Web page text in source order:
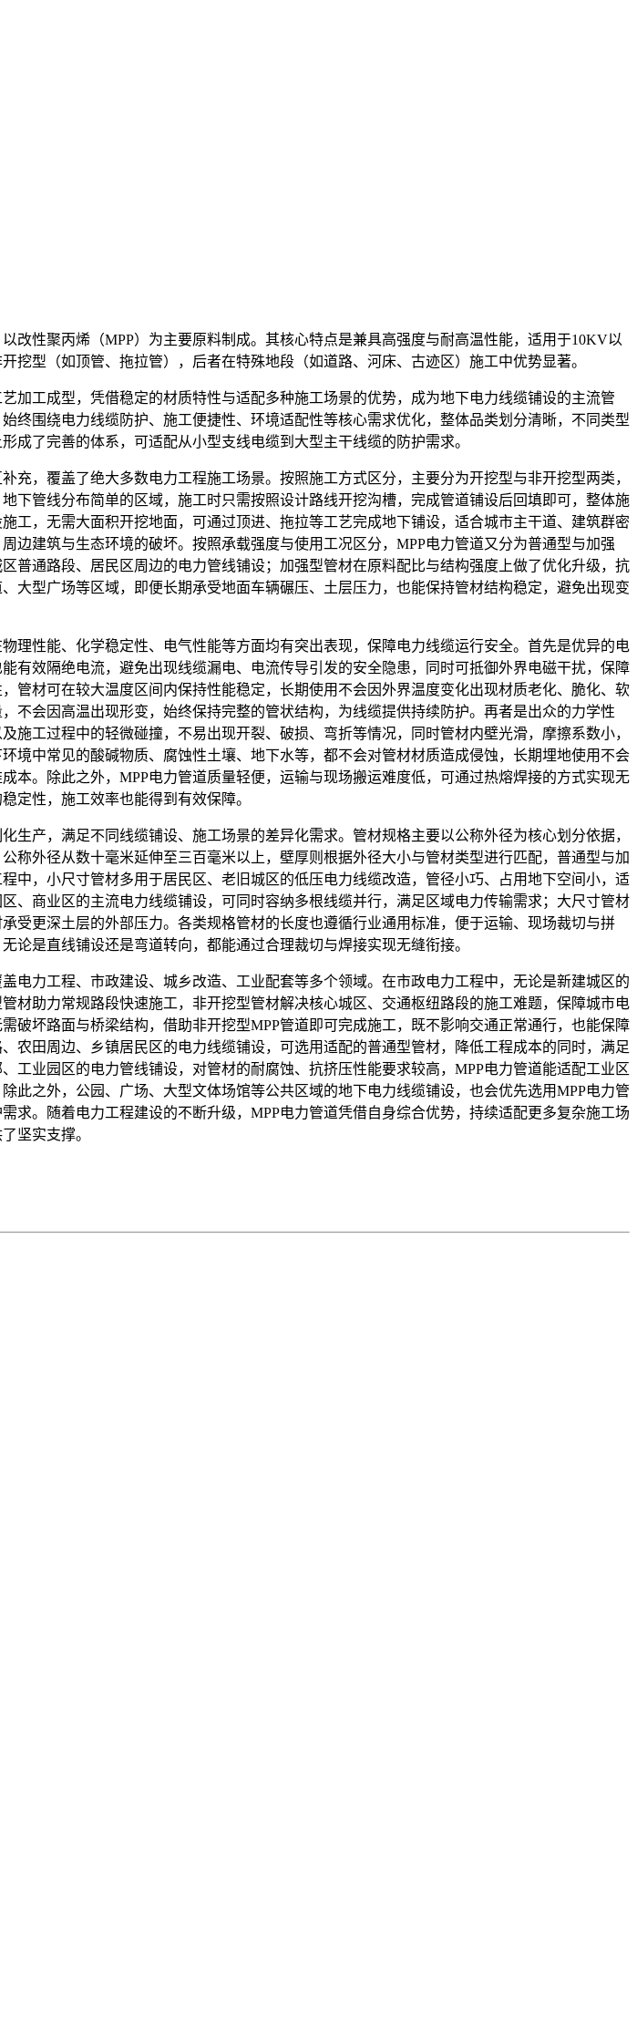
改性聚丙烯（MPP）为主要原料制成。其核心特点是兼具高强度与耐高温性能，适用于10KV以
型‌（如顶管、拖拉管），后者在特殊地段（如道路、河床、古迹区）施工中优势显著。
加工成型，凭借稳定的材质特性与适配多种施工场景的优势，成为地下电力线缆铺设的主流管
围绕电力线缆防护、施工便捷性、环境适配性等核心需求优化，整体品类划分清晰，不同类型
了完善的体系，可适配从小型支线电缆到大型主干线缆的防护需求。
，覆盖了绝大多数电力工程施工场景。按照施工方式区分，主要分为开挖型与非开挖型两类，
下管线分布简单的区域，施工时只需按照设计路线开挖沟槽，完成管道铺设后回填即可，整体施
工，无需大面积开挖地面，可通过顶进、拖拉等工艺完成地下铺设，适合城市主干道、建筑群密
建筑与生态环境的破坏。按照承载强度与使用工况区分，MPP电力管道又分为普通型与加强
普通路段、居民区周边的电力管线铺设；加强型管材在原料配比与结构强度上做了优化升级，抗
型广场等区域，即便长期承受地面车辆碾压、土层压力，也能保持管材结构稳定，避免出现变
理性能、化学稳定性、电气性能等方面均有突出表现，保障电力线缆运行安全。首先是优异的电
有效隔绝电流，避免出现线缆漏电、电流传导引发的安全隐患，同时可抵御外界电磁干扰，保障
管材可在较大温度区间内保持性能稳定，长期使用不会因外界温度变化出现材质老化、脆化、软
会因高温出现形变，始终保持完整的管状结构，为线缆提供持续防护。再者是出众的力学性
工过程中的轻微碰撞，不易出现开裂、破损、弯折等情况，同时管材内壁光滑，摩擦系数小，
境中常见的酸碱物质、腐蚀性土壤、地下水等，都不会对管材材质造成侵蚀，长期埋地使用不会
。除此之外，MPP电力管道质量轻便，运输与现场搬运难度低，可通过热熔焊接的方式实现无
定性，施工效率也能得到有效保障。
产，满足不同线缆铺设、施工场景的差异化需求。管材规格主要以公称外径为核心划分依据，
外径从数十毫米延伸至三百毫米以上，壁厚则根据外径大小与管材类型进行匹配，普通型与加
中，小尺寸管材多用于居民区、老旧城区的低压电力线缆改造，管径小巧、占用地下空间小，适
、商业区的主流电力线缆铺设，可同时容纳多根线缆并行，满足区域电力传输需求；大尺寸管材
受更深土层的外部压力。各类规格管材的长度也遵循行业通用标准，便于运输、现场裁切与拼
是直线铺设还是弯道转向，都能通过合理裁切与焊接实现无缝衔接。
电力工程、市政建设、城乡改造、工业配套等多个领域。在市政电力工程中，无论是新建城区的
材助力常规路段快速施工，非开挖型管材解决核心城区、交通枢纽路段的施工难题，保障城市电
坏路面与桥梁结构，借助非开挖型MPP管道即可完成施工，既不影响交通正常通行，也能保障
农田周边、乡镇居民区的电力线缆铺设，可选用适配的普通型管材，降低工程成本的同时，满足
业园区的电力管线铺设，对管材的耐腐蚀、抗挤压性能要求较高，MPP电力管道能适配工业区
之外，公园、广场、大型文体场馆等公共区域的地下电力线缆铺设，也会优先选用MPP电力管
。随着电力工程建设的不断升级，MPP电力管道凭借自身综合优势，持续适配更多复杂施工场
坚实支撑。